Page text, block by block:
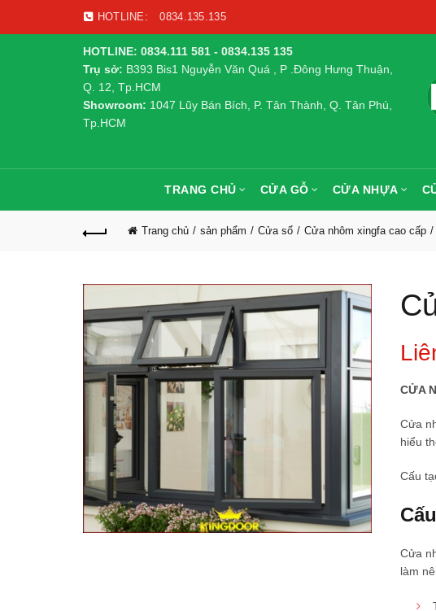
HOTLINE: 0834.135.135
HOTLINE: 0834.111 581 - 0834.135 135
Trụ sở: B393 Bis1 Nguyễn Văn Quá , P .Đông Hưng Thuận,
Q. 12, Tp.HCM
Showroom: 1047 Lũy Bán Bích, P. Tân Thành, Q. Tân Phú,
Tp.HCM
TRANG CHỦ CỬA GỖ CỬA NHỰA
Trang chủ sản phẩm Cửa sổ Cửa nhôm xingfa cao cấp
CỬA
Cửa
hiểu
Cấu
Cửa
làm